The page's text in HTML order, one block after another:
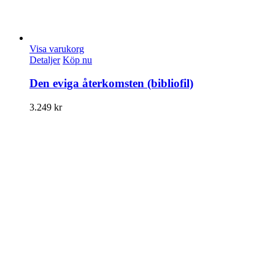
Visa varukorg
Detaljer Köp nu
Den eviga återkomsten (bibliofil)
3.249 kr